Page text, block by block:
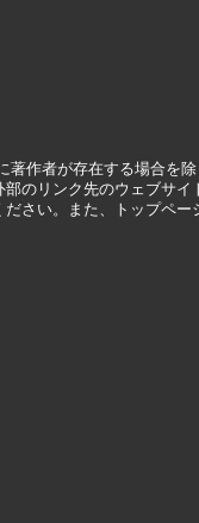
著作者が存在する場合を
のリンク先のウェブサ
さい。また、トップペ